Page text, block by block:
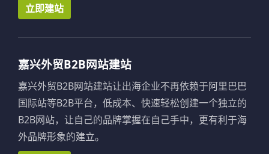
立即建站
嘉兴外贸B2B网站建站
嘉兴外贸B2B网站建站让出海企业不再依赖于阿里巴巴
国际站等B2B平台，低成本、快速轻松创建一个独立的
B2B网站，让自己的品牌掌握在自己手中，更有利于海
外品牌形象的建立。